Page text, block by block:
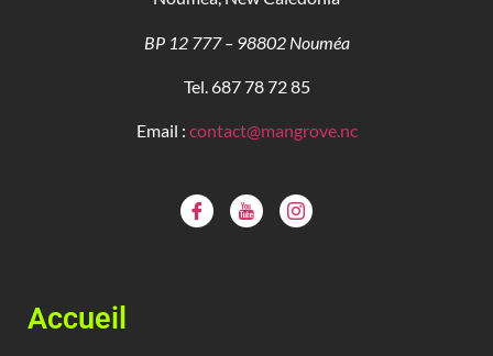
BP 12 777 – 98802 Nouméa
Tel. 687 78 72 85
Email : contact@mangrove.nc
Accueil